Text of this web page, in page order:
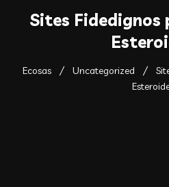
Sites Fidedignos
Ecosas Uncategorized